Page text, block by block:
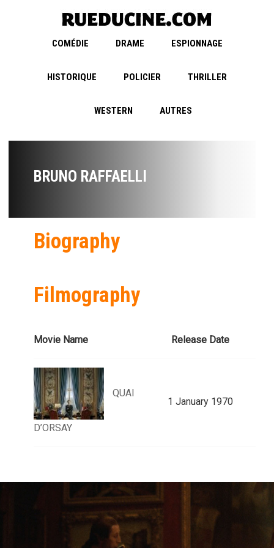
COMÉDIE DRAME ESPIONNAGE
HISTORIQUE POLICIER THRILLER
WESTERN AUTRES
BRUNO RAFFAELLI
Biography
Filmography
Movie Name Release Date
QUAI
D’ORSAY
1 January 1970